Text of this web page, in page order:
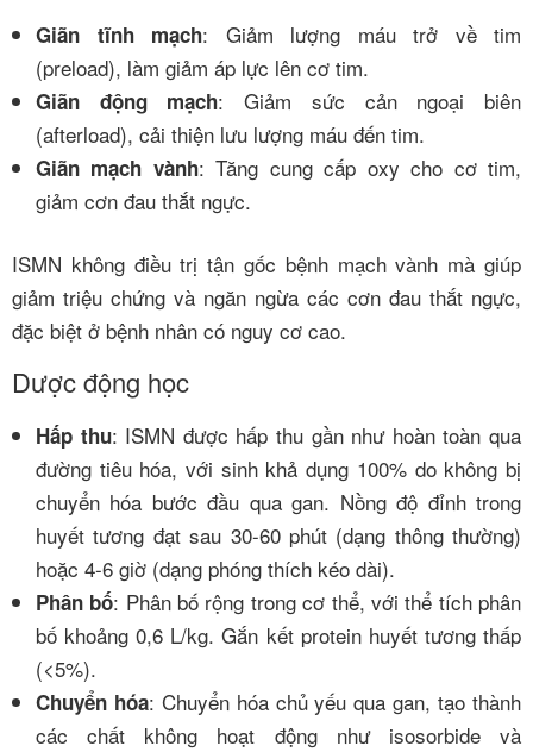
Giãn tĩnh mạch: Giảm lượng máu trở về tim
(preload), làm giảm áp lực lên cơ tim.
Giãn động mạch: Giảm sức cản ngoại biên
(afterload), cải thiện lưu lượng máu đến tim.
Giãn mạch vành: Tăng cung cấp oxy cho cơ tim,
giảm cơn đau thắt ngực.
ISMN không điều trị tận gốc bệnh mạch vành mà giúp
giảm triệu chứng và ngăn ngừa các cơn đau thắt ngực,
đặc biệt ở bệnh nhân có nguy cơ cao.
Dược động học
Hấp thu: ISMN được hấp thu gần như hoàn toàn qua
đường tiêu hóa, với sinh khả dụng 100% do không bị
chuyển hóa bước đầu qua gan. Nồng độ đỉnh trong
huyết tương đạt sau 30-60 phút (dạng thông thường)
hoặc 4-6 giờ (dạng phóng thích kéo dài).
Phân bố: Phân bố rộng trong cơ thể, với thể tích phân
bố khoảng 0,6 L/kg. Gắn kết protein huyết tương thấp
(<5%).
Chuyển hóa: Chuyển hóa chủ yếu qua gan, tạo thành
các chất không hoạt động như isosorbide và